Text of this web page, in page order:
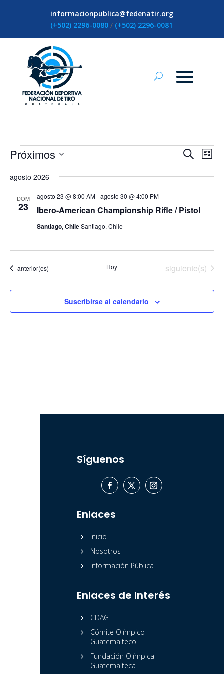
informacionpublica@fedenatir.org
(+502) 2296-0080 / (+502) 2296-0081
Eventos
vistas
de
Buscar
de
Lista
Próximos
la
agosto 2026
DOM
23 Ibero-American Championship Rifle / Pistol
agosto 23 @ 8:00 AM-agosto 30 @ 4:00 PM
Santiago, Chile Santiago, Chile
Eventos
anterior(es) Hoy Eventos
siguiente(s)
Suscribirse al calendario
Síguenos
Enlaces
5
Inicio
5
Nosotros
5
Información Pública
Enlaces de Interés
5
CDAG
5
Cómite Olímpico
Guatemalteco
5
Fundación Olímpica
Guatemalteca